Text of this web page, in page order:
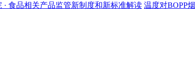
· 食品相关产品监管新制度和新标准解读 温度对BOPP